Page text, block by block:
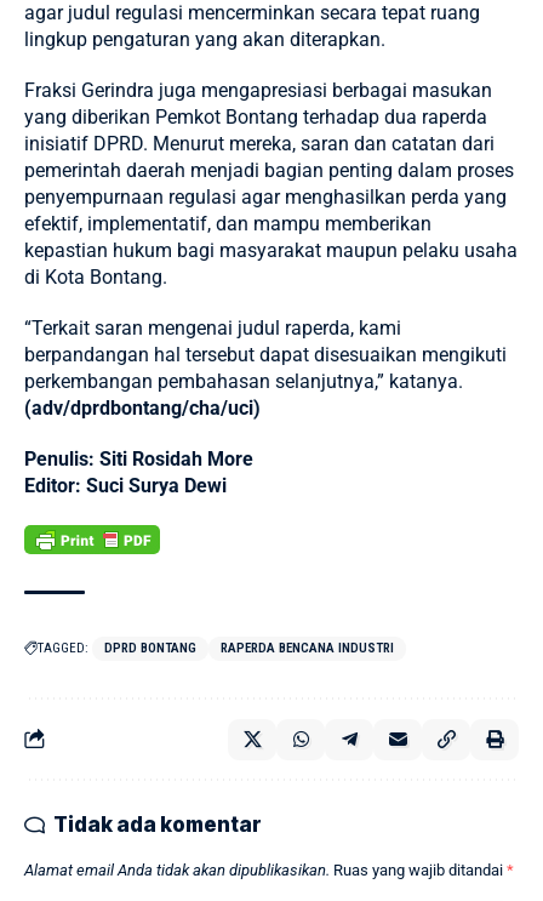
agar judul regulasi mencerminkan secara tepat ruang
lingkup pengaturan yang akan diterapkan.
Fraksi Gerindra juga mengapresiasi berbagai masukan
yang diberikan Pemkot Bontang terhadap dua raperda
inisiatif DPRD. Menurut mereka, saran dan catatan dari
pemerintah daerah menjadi bagian penting dalam proses
penyempurnaan regulasi agar menghasilkan perda yang
efektif, implementatif, dan mampu memberikan
kepastian hukum bagi masyarakat maupun pelaku usaha
di Kota Bontang.
“Terkait saran mengenai judul raperda, kami
berpandangan hal tersebut dapat disesuaikan mengikuti
perkembangan pembahasan selanjutnya,” katanya.
(adv/dprdbontang/cha/uci)
Penulis: Siti Rosidah More
Editor: Suci Surya Dewi
TAGGED: DPRD BONTANG RAPERDA BENCANA INDUSTRI
Tidak ada komentar
Alamat email Anda tidak akan dipublikasikan. Ruas yang wajib ditandai *